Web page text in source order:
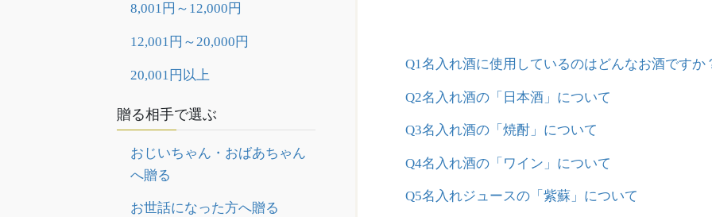
Q1名入れ酒に使用しているのはどんなお酒ですか
Q2名入れ酒の「日本酒」について
Q3名入れ酒の「焼酎」について
Q4名入れ酒の「ワイン」について
Q5名入れジュースの「紫蘇」について
8,001円～12,000円
12,001円～20,000円
20,001円以上
贈る相手で選ぶ
おじいちゃん・おばあちゃん
へ贈る
お世話になった方へ贈る